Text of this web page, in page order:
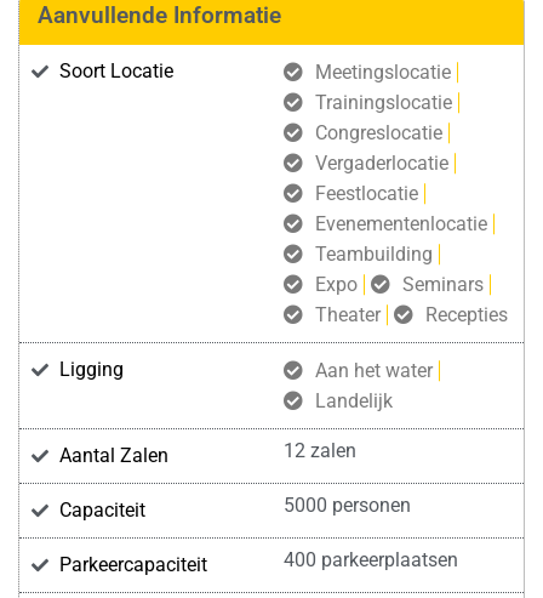
Aanvullende Informatie
Soort Locatie
Meetingslocatie
Trainingslocatie
Congreslocatie
Vergaderlocatie
Feestlocatie
Evenementenlocatie
Teambuilding
Expo
Seminars
Theater
Recepties
Ligging
Aan het water
Landelijk
Aantal Zalen 12 zalen
Capaciteit 5000 personen
Parkeercapaciteit 400 parkeerplaatsen